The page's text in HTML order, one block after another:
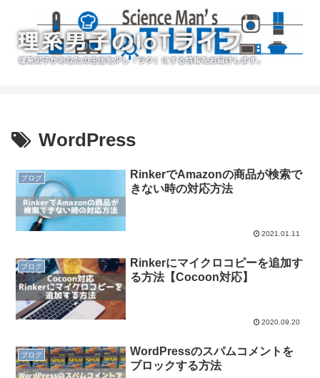
WordPress
ブログ
RinkerでAmazonの商品が検索で
きない時の対応方法
2021.01.11
ブログ
Rinkerにマイクロコピーを追加す
る方法【Cocoon対応】
2020.09.20
ブログ
WordPressのスパムコメントを
ブロックする方法